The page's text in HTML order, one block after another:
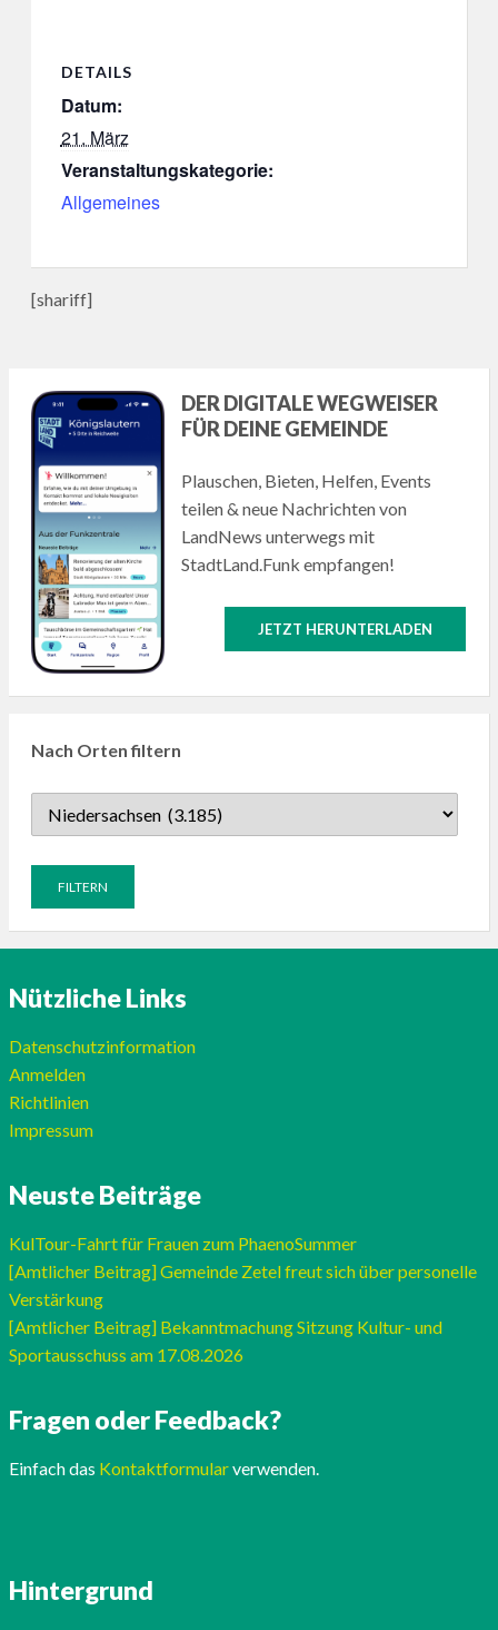
DETAILS
Datum:
21. März
Veranstaltungskategorie:
Allgemeines
[shariff]
DER DIGITALE WEGWEISER
FÜR DEINE GEMEINDE
Plauschen, Bieten, Helfen, Events
teilen & neue Nachrichten von
LandNews unterwegs mit
StadtLand.Funk empfangen!
JETZT HERUNTERLADEN
Nach Orten filtern
Nützliche Links
Datenschutzinformation
Anmelden
Richtlinien
Impressum
Neuste Beiträge
KulTour-Fahrt für Frauen zum PhaenoSummer
[Amtlicher Beitrag] Gemeinde Zetel freut sich über personelle
Verstärkung
[Amtlicher Beitrag] Bekanntmachung Sitzung Kultur- und
Sportausschuss am 17.08.2026
Fragen oder Feedback?
Einfach das Kontaktformularverwenden.
Hintergrund